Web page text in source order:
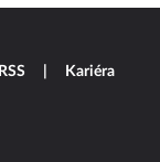
RSS Kariéra